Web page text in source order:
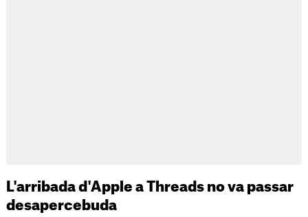
L'arribada d'Apple a Threads no va passar
desapercebuda